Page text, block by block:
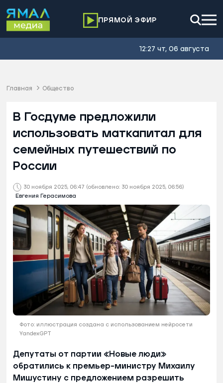
ПРЯМОЙ ЭФИР
12:27 чт, 06 августа
Главная Общество
30 ноября 2025, 06:47 (обновлено: 30 ноября 2025, 06:56)
Евгения Герасимова
В Госдуме предложили
использовать маткапитал для
семейных путешествий по
России
Фото: иллюстрация создана с использованием нейросети
YandexGPT
Депутаты от партии «Новые люди»
обратились к премьер-министру Михаилу
Мишустину с предложением разрешить